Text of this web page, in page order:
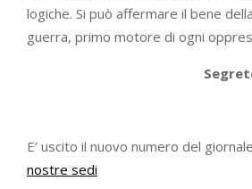
logiche. Si può affermare il bene
guerra, primo motore di ogni
E’ uscito il nuovo numero del
nostre sedi